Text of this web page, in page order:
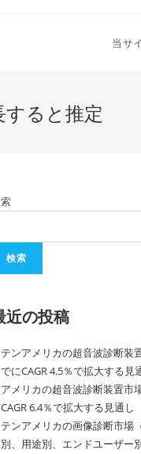
当サ
ると推定
検索
近の投稿
ンアメリカの超音波診断装
にCAGR 4.5％で拡大する見
メリカの超音波診断装置市
6.4％で拡大する見通し
ンアメリカの画像診断市場
、用途別、エンドユーザー